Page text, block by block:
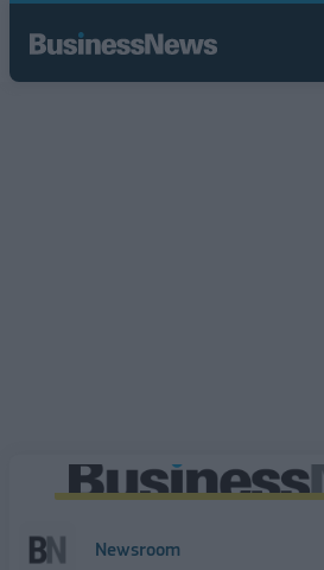
Newsroom